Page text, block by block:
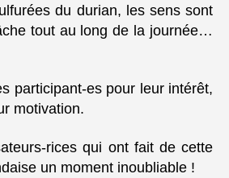
du durian, les sens sont
tout au long de la journée…
participant-es pour leur intérêt,
motivation.
rices qui ont fait de cette
un moment inoubliable !